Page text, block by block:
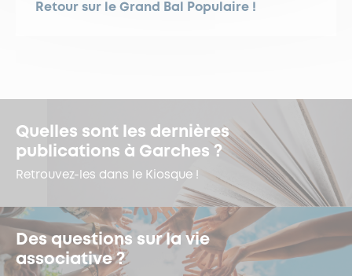
Retour sur le Grand Bal Populaire !
Quelles sont les dernières
publications à Garches ?
Retrouvez-les dans le Kiosque !
Des questions sur la vie
associative ?